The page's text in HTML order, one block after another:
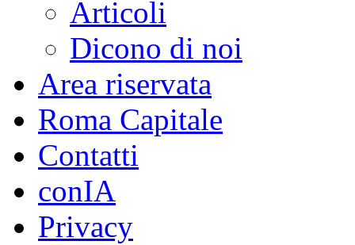
Articoli
Dicono di noi
Area riservata
Roma Capitale
Contatti
conIA
Privacy